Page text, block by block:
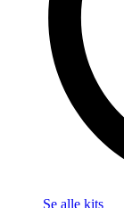
Se alle kits